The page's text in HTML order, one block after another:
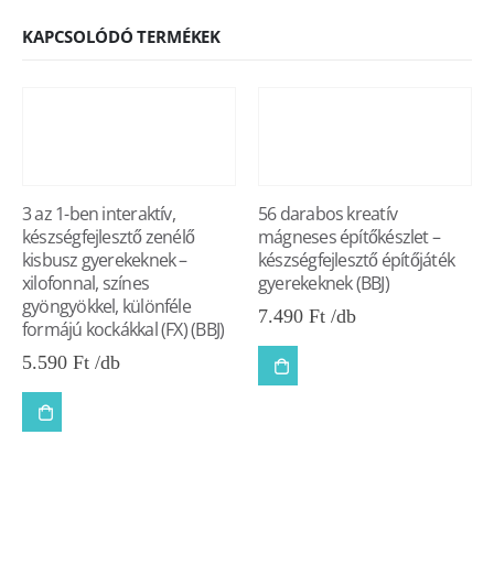
KAPCSOLÓDÓ TERMÉKEK
3 az 1-ben interaktív,
készségfejlesztő zenélő
kisbusz gyerekeknek –
xilofonnal, színes
gyöngyökkel, különféle
formájú kockákkal (FX) (BBJ)
5.590 Ft
56 darabos kreatív
mágneses építőkészlet –
készségfejlesztő építőjáték
gyerekeknek (BBJ)
7.490 Ft